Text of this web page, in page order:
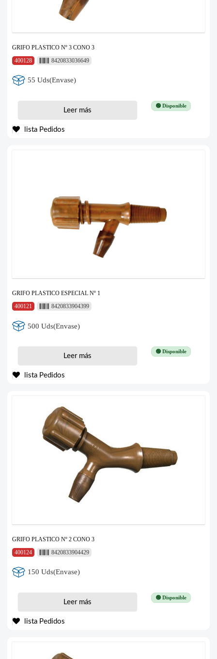
GRIFO PLASTICO Nº 3 CONO 3
400128
8420833036649
55 Uds(Envase)
🟢 Disponible
Leer más
lista Pedidos
GRIFO PLASTICO ESPECIAL Nº 1
400121
8420833904399
500 Uds(Envase)
🟢 Disponible
Leer más
lista Pedidos
GRIFO PLASTICO Nº 2 CONO 3
400124
8420833904429
150 Uds(Envase)
🟢 Disponible
Leer más
lista Pedidos